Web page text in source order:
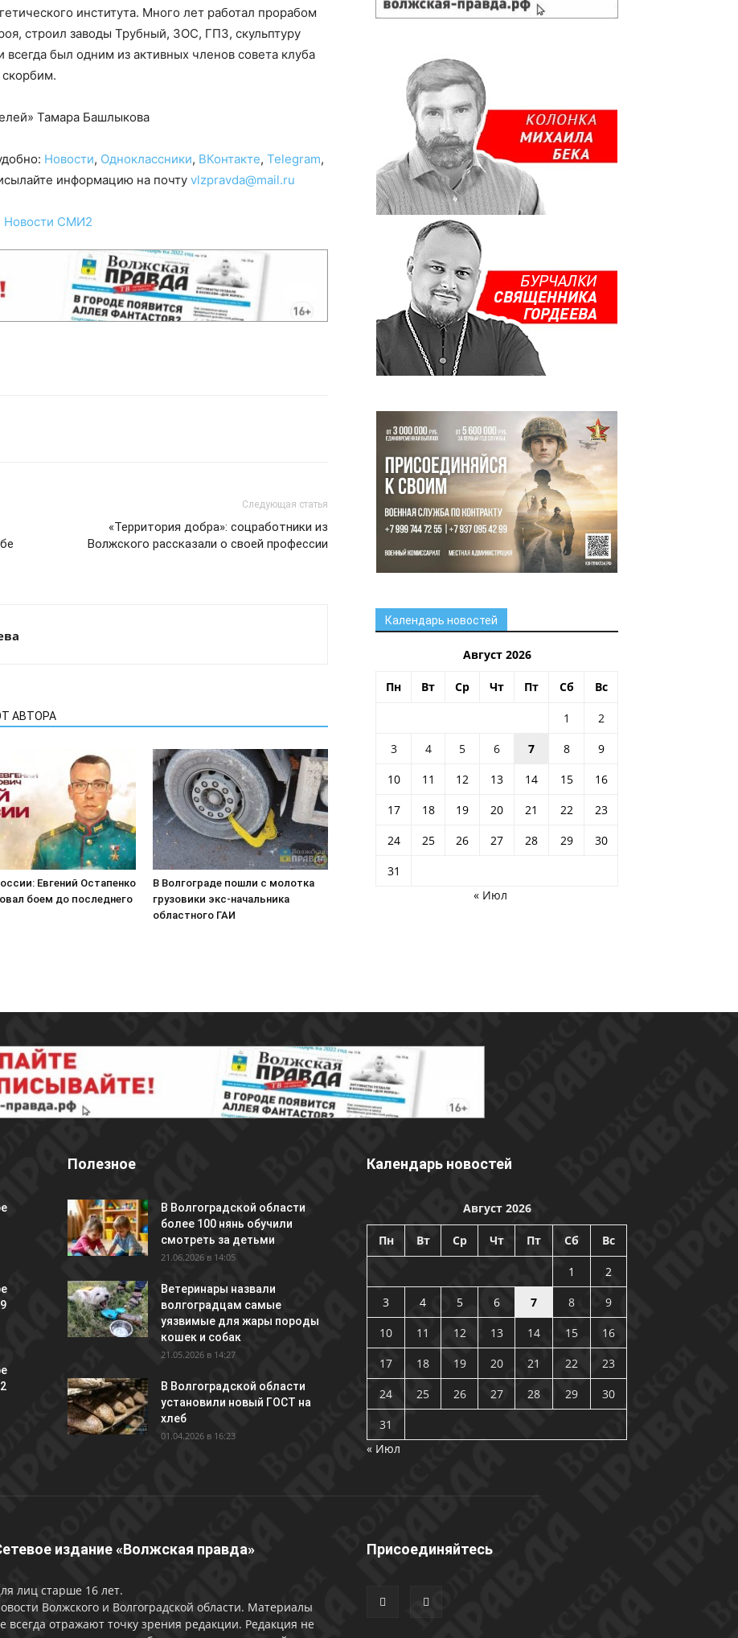
института. Много лет работал прорабом
строил заводы Трубный, ЗОС, ГПЗ, скульптуру
был одним из активных членов совета клуба
Тамара Башлыкова
Новости, Одноклассники, ВКонтакте, Telegram,
информацию на почту vlzpravda@mail.ru
Новости СМИ2
Следующая статья
«Территория добра»: соцработники из
Волжского рассказали о своей профессии
АВТОРА
Евгений Остапенко
боем до последнего
В Волгограде пошли с молотка
грузовики экс-начальника
областного ГАИ
Календарь новостей
Август 2026
Пн Вт Ср Чт Пт Сб Вс
1
2
3
4 5 6 7 8
9
10
11 12 13 14 15
16
17
18 19 20 21 22
23
24
25 26 27 28 29
30
31
« Июл
Полезное
В Волгоградской области
более 100 нянь обучили
смотреть за детьми
21.06.2026 в 14:05
Ветеринары назвали
волгоградцам самые
уязвимые для жары породы
кошек и собак
21.05.2026 в 14:27
В Волгоградской области
установили новый ГОСТ на
хлеб
01.04.2026 в 16:23
Календарь новостей
Август 2026
Пн Вт Ср Чт Пт Сб Вс
1
2
3
4 5 6 7 8
9
10
11 12 13 14 15
16
17
18 19 20 21 22
23
24
25 26 27 28 29
30
31
« Июл
издание «Волжская правда»
лиц старше 16 лет.
Волжского и Волгоградской области. Материалы
всегда отражают точку зрения редакции. Редакция не
Присоединяйтесь